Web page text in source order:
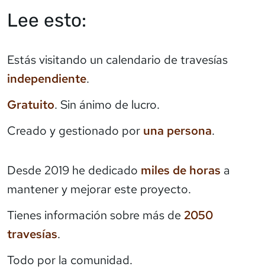
Lee esto:
Estás visitando un calendario de travesías
independiente.
Gratuito. Sin ánimo de lucro.
Creado y gestionado por una persona.
Desde 2019 he dedicado miles de horas a
mantener y mejorar este proyecto.
Tienes información sobre más de 2050
travesías.
Todo por la comunidad.